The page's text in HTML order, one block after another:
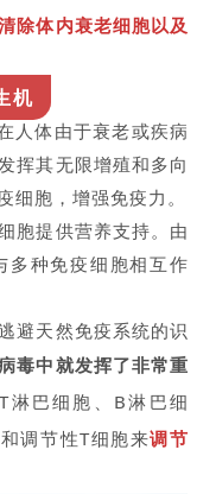
除体内衰老细胞以及
机
人体由于衰老或疾病
挥其无限增殖和多向
细胞，增强免疫力。
胞提供营养支持。由
多种免疫细胞相互作
避天然免疫系统的识
毒中就发挥了非常重
淋巴细胞、B淋巴细
调节性T细胞来调节